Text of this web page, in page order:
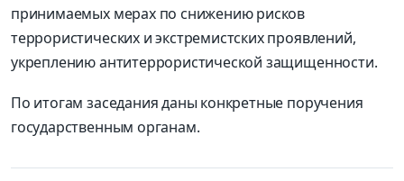
принимаемых мерах по снижению рисков
террористических и экстремистских проявлений,
укреплению антитеррористической защищенности.
По итогам заседания даны конкретные поручения
государственным органам.